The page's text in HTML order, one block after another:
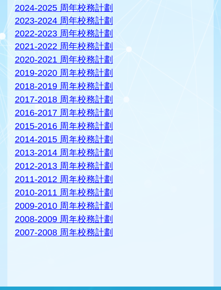
2024-2025 周年校務計劃
2023-2024 周年校務計劃
2022-2023 周年校務計劃
2021-2022 周年校務計劃
2020-2021 周年校務計劃
2019-2020 周年校務計劃
2018-2019 周年校務計劃
2017-2018 周年校務計劃
2016-2017 周年校務計劃
2015-2016 周年校務計劃
2014-2015 周年校務計劃
2013-2014 周年校務計劃
2012-2013 周年校務計劃
2011-2012 周年校務計劃
2010-2011 周年校務計劃
2009-2010 周年校務計劃
2008-2009 周年校務計劃
2007-2008 周年校務計劃